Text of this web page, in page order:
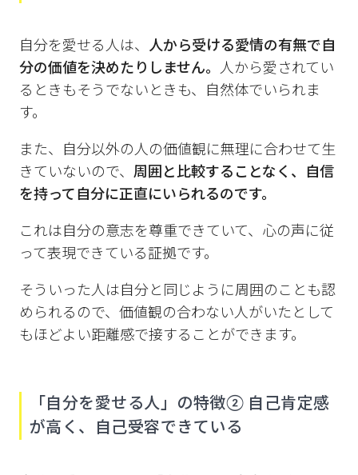
自分を愛せる人は、 人から受ける愛情の有無で自
分の価値を決めたりしません。 人から愛されてい
るときもそうでないときも、自然体でいられま
す。
また、自分以外の人の価値観に無理に合わせて生
きていないので、 周囲と比較することなく、自信
を持って自分に正直にいられるのです。
これは自分の意志を尊重できていて、心の声に従
って表現できている証拠です。
そういった人は自分と同じように周囲のことも認
められるので、価値観の合わない人がいたとして
もほどよい距離感で接することができます。
「自分を愛せる人」の特徴② 自己肯定感
が高く、自己受容できている